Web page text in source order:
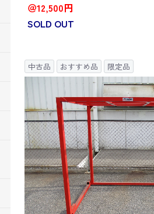
＠12,500円
SOLD OUT
中古品 おすすめ品 限定品